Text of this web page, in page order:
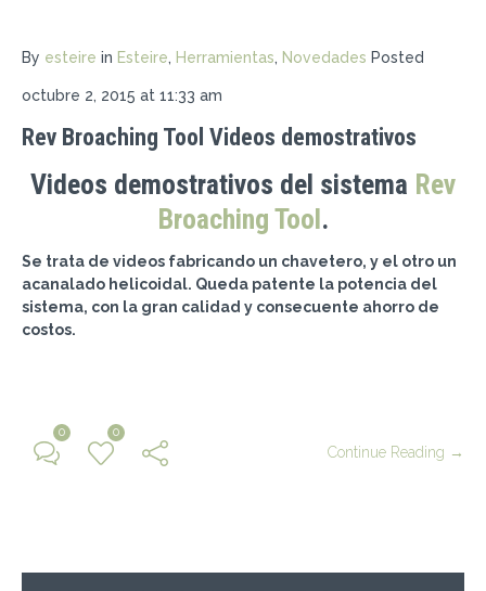
By esteire in Esteire, Herramientas, Novedades Posted
octubre 2, 2015 at 11:33 am
Rev Broaching Tool Videos demostrativos
Videos demostrativos del sistema Rev
Broaching Tool.
Se trata de videos fabricando un chavetero, y el otro un
acanalado helicoidal. Queda patente la potencia del
sistema, con la gran calidad y consecuente ahorro de
costos.
0 0
Continue Reading →